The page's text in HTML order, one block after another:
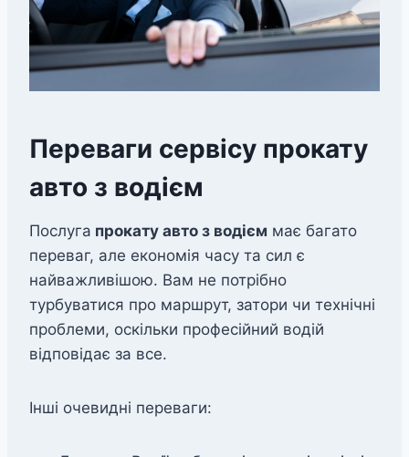
Переваги сервісу прокату
авто з водієм
Послуга прокату авто з водiєм має багато
переваг, але економія часу та сил є
найважливішою. Вам не потрібно
турбуватися про маршрут, затори чи технічні
проблеми, оскільки професійний водій
відповідає за все.
Інші очевидні переваги: